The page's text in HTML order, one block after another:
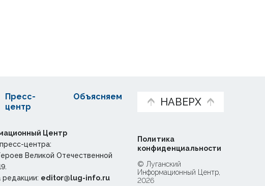
НАВЕРХ
Пресс-
центр
Объясняем
Политика
конфиденциальности
Центр
центра:
Великой Отечественной
редакции: editor@lug-info.ru
© Луганский
Информационный Центр,
2026